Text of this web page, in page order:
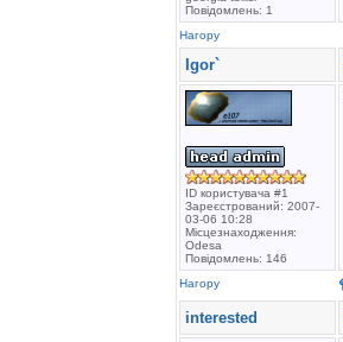
Повідомлень: 1
Нагору
Igor`
ID користувача #1
Зареєстрований: 2007-
03-06 10:28
Місцезнаходження:
Odesa
Повідомлень: 146
Нагору
interested